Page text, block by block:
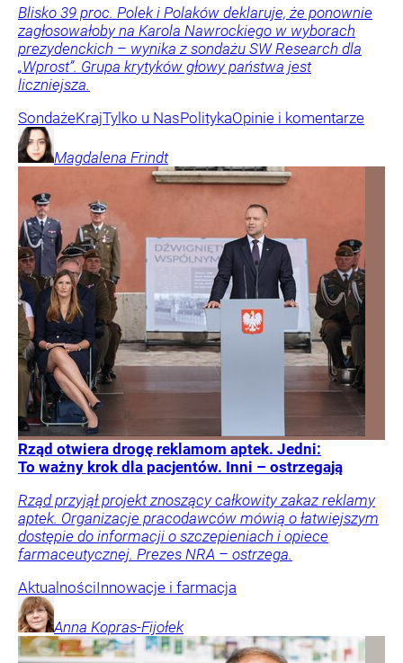
Blisko 39 proc. Polek i Polaków deklaruje, że ponownie
zagłosowałoby na Karola Nawrockiego w wyborach
prezydenckich – wynika z sondażu SW Research dla
„Wprost”. Grupa krytyków głowy państwa jest
liczniejsza.
SondażeKrajTylko u NasPolitykaOpinie i komentarze
Magdalena Frindt
Rząd otwiera drogę reklamom aptek. Jedni:
To ważny krok dla pacjentów. Inni – ostrzegają
Rząd przyjął projekt znoszący całkowity zakaz reklamy
aptek. Organizacje pracodawców mówią o łatwiejszym
dostępie do informacji o szczepieniach i opiece
farmaceutycznej. Prezes NRA – ostrzega.
AktualnościInnowacje i farmacja
Anna Kopras-Fijołek